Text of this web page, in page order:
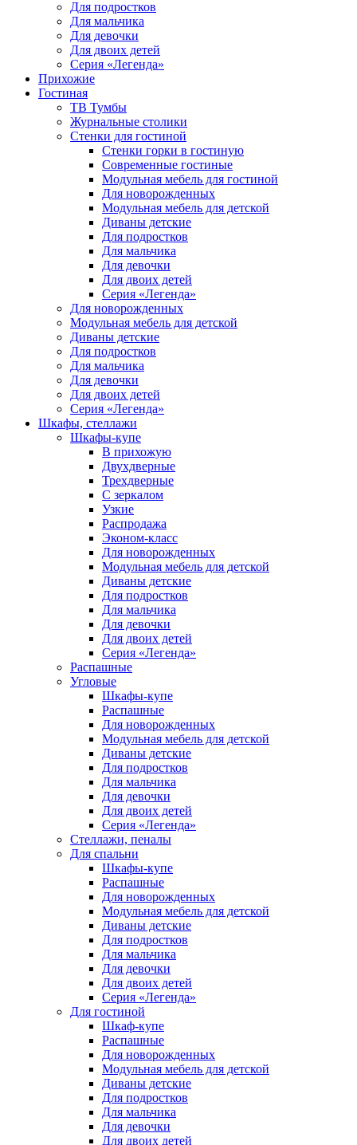
Для подростков
Для мальчика
Для девочки
Для двоих детей
Серия «Легенда»
Прихожие
Гостиная
ТВ Тумбы
Журнальные столики
Стенки для гостиной
Стенки горки в гостиную
Современные гостиные
Модульная мебель для гостиной
Для новорожденных
Модульная мебель для детской
Диваны детские
Для подростков
Для мальчика
Для девочки
Для двоих детей
Серия «Легенда»
Для новорожденных
Модульная мебель для детской
Диваны детские
Для подростков
Для мальчика
Для девочки
Для двоих детей
Серия «Легенда»
Шкафы, стеллажи
Шкафы-купе
В прихожую
Двухдверные
Трехдверные
С зеркалом
Узкие
Распродажа
Эконом-класс
Для новорожденных
Модульная мебель для детской
Диваны детские
Для подростков
Для мальчика
Для девочки
Для двоих детей
Серия «Легенда»
Распашные
Угловые
Шкафы-купе
Распашные
Для новорожденных
Модульная мебель для детской
Диваны детские
Для подростков
Для мальчика
Для девочки
Для двоих детей
Серия «Легенда»
Стеллажи, пеналы
Для спальни
Шкафы-купе
Распашные
Для новорожденных
Модульная мебель для детской
Диваны детские
Для подростков
Для мальчика
Для девочки
Для двоих детей
Серия «Легенда»
Для гостиной
Шкаф-купе
Распашные
Для новорожденных
Модульная мебель для детской
Диваны детские
Для подростков
Для мальчика
Для девочки
Для двоих детей